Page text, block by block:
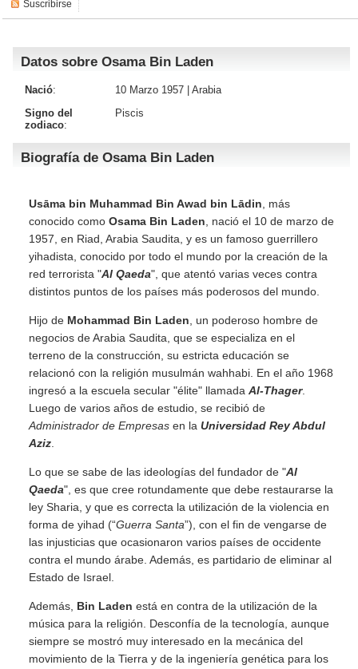
Noticias
Iniciar sesión
Suscribirse
Datos sobre Osama Bin Laden
Nació: 10 Marzo 1957 | Arabia
Signo del
zodiaco:
Piscis
Biografía de Osama Bin Laden
Usāma bin Muhammad Bin Awad bin Lādin , más
conocido como Osama Bin Laden , nació el 10 de marzo de
1957, en Riad, Arabia Saudita, y es un famoso guerrillero
yihadista, conocido por todo el mundo por la creación de la
red terrorista "Al Qaeda", que atentó varias veces contra
distintos puntos de los países más poderosos del mundo.
Hijo de Mohammad Bin Laden , un poderoso hombre de
negocios de Arabia Saudita, que se especializa en el
terreno de la construcción, su estricta educación se
relacionó con la religión musulmán wahhabi. En el año 1968
ingresó a la escuela secular "élite" llamada Al-Thager.
Luego de varios años de estudio, se recibió de
Administrador de Empresas en la Universidad Rey Abdul
Aziz
Lo que se sabe de las ideologías del fundador de "Al
Qaeda", es que cree rotundamente que debe restaurarse la
ley Sharia, y que es correcta la utilización de la violencia en
forma de yihad (“Guerra Santa”), con el fin de vengarse de
las injusticias que ocasionaron varios países de occidente
contra el mundo árabe. Además, es partidario de eliminar al
Estado de Israel.
Además, Bin Laden está en contra de la utilización de la
música para la religión. Desconfía de la tecnología, aunque
siempre se mostró muy interesado en la mecánica del
movimiento de la Tierra y de la ingeniería genética para los